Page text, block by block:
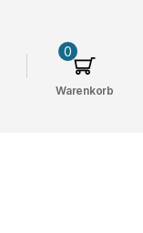
Warenkorb
0